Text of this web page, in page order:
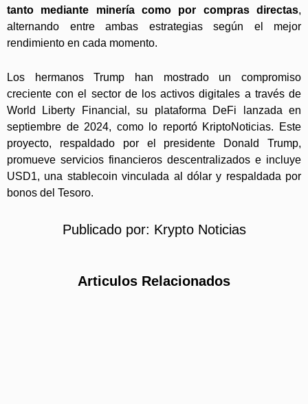
tanto mediante minería como por compras directas,
alternando entre ambas estrategias según el mejor
rendimiento en cada momento.
Los hermanos Trump han mostrado un compromiso
creciente con el sector de los activos digitales a través de
World Liberty Financial, su plataforma DeFi lanzada en
septiembre de 2024, como lo reportó KriptoNoticias. Este
proyecto, respaldado por el presidente Donald Trump,
promueve servicios financieros descentralizados e incluye
USD1, una stablecoin vinculada al dólar y respaldada por
bonos del Tesoro.
Publicado por: Krypto Noticias
Articulos Relacionados